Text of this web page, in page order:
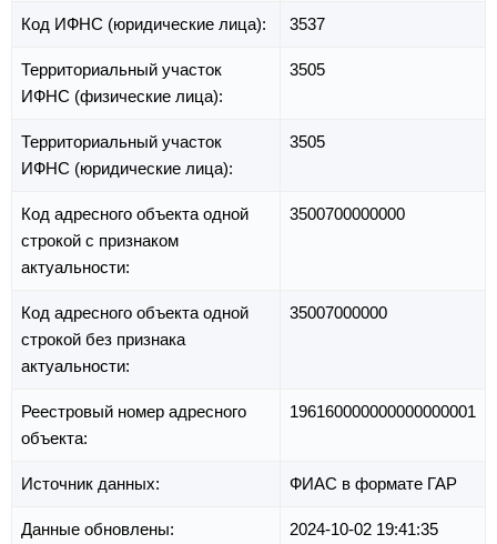
Код ИФНС (юридические лица): 3537
Территориальный участок
ИФНС (физические лица):
3505
Территориальный участок
ИФНС (юридические лица):
3505
Код адресного объекта одной
строкой с признаком
актуальности:
3500700000000
Код адресного объекта одной
строкой без признака
актуальности:
35007000000
Реестровый номер адресного
объекта:
196160000000000000001
Источник данных: ФИАС в формате ГАР
Данные обновлены: 2024-10-02 19:41:35